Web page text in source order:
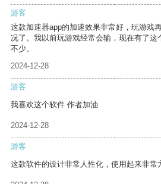
游客
这款加速器app的加速效果非常好，玩游戏
况了。我以前玩游戏经常会输，现在有了这
不少。
2024-12-28
游客
我喜欢这个软件 作者加油
2024-12-28
游客
这款软件的设计非常人性化，使用起来非常